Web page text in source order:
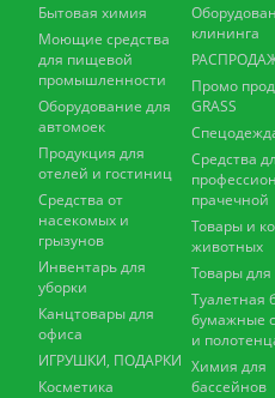
Бытовая химия
Моющие средства
для пищевой
промышленности
Оборудование для
автомоек
Продукция для
отелей и гостиниц
Средства от
насекомых и
грызунов
Инвентарь для
уборки
Канцтовары для
офиса
ИГРУШКИ, ПОДАРКИ
Косметика
клининга
Промо
GRASS
Средства
прачечной
Товары и
животных
Товары
Туалетная
бумажные
и
Химия для
бассейнов